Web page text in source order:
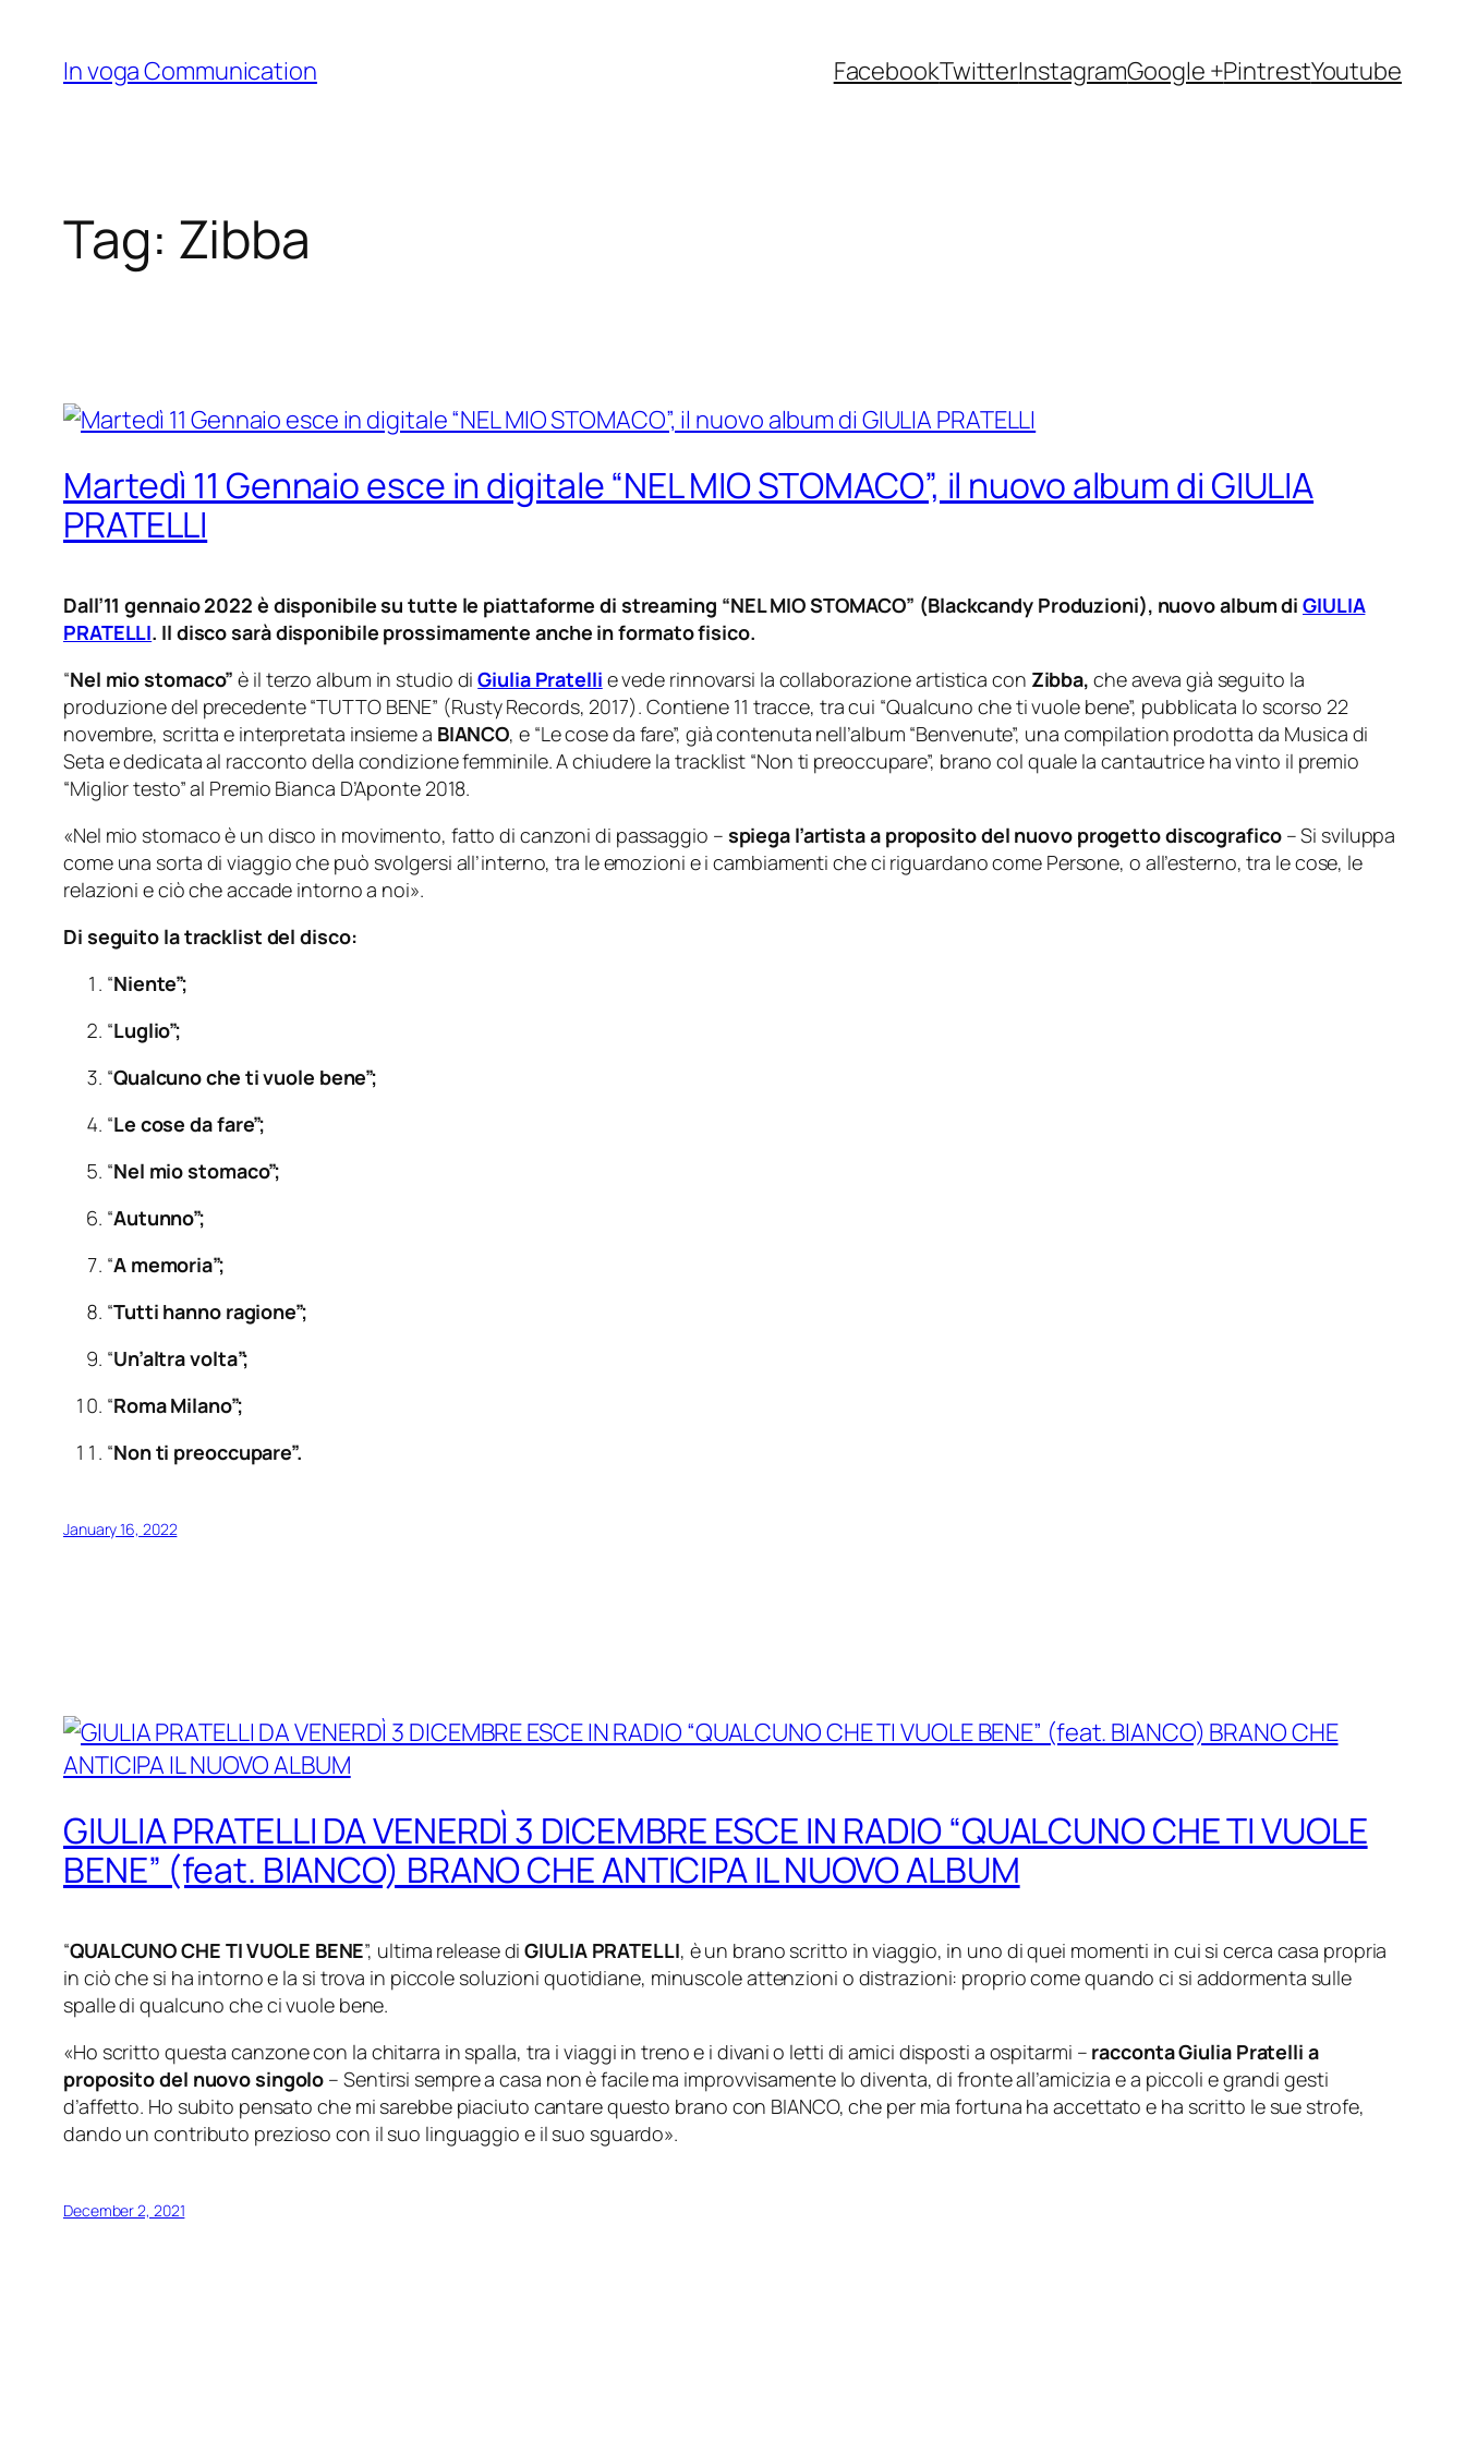
content
In voga Communication FacebookTwitterInstagramGoogle +PintrestYoutube
Tag: Zibba
Martedì 11 Gennaio esce in digitale “NEL MIO STOMACO”, il nuovo album di GIULIA
PRATELLI
Dall’11 gennaio 2022 è disponibile su tutte le piattaforme di streaming “NEL MIO STOMACO” (Blackcandy Produzioni), nuovo album diGIULIA
PRATELLI. Il disco sarà disponibile prossimamente anche in formato fisico.
“Nel mio stomaco”è il terzo album in studio di Giulia Pratelli e vede rinnovarsi la collaborazione artistica con Zibba, che aveva già seguito la
produzione del precedente “TUTTO BENE” (Rusty Records, 2017). Contiene 11 tracce, tra cui “Qualcuno che ti vuole bene”, pubblicata lo scorso 22
novembre, scritta e interpretata insieme a BIANCO, e “Le cose da fare”, già contenuta nell’album “Benvenute”, una compilation prodotta da Musica di
Seta e dedicata al racconto della condizione femminile. A chiudere la tracklist “Non ti preoccupare”, brano col quale la cantautrice ha vinto il premio
“Miglior testo” al Premio Bianca D’Aponte 2018.
«Nel mio stomaco è un disco in movimento, fatto di canzoni di passaggio – spiega l’artista a proposito del nuovo progetto discografico– Si sviluppa
come una sorta di viaggio che può svolgersi all’interno, tra le emozioni e i cambiamenti che ci riguardano come Persone, o all’esterno, tra le cose, le
relazioni e ciò che accade intorno a noi».
Di seguito la tracklist del disco:
“Niente”;
“Luglio”;
“Qualcuno che ti vuole bene”;
“Le cose da fare”;
“Nel mio stomaco”;
“Autunno”;
“A memoria”;
“Tutti hanno ragione”;
“Un’altra volta”;
“Roma Milano”;
“Non ti preoccupare”.
January 16, 2022
GIULIA PRATELLI DA VENERDÌ 3 DICEMBRE ESCE IN RADIO “QUALCUNO CHE TI VUOLE
BENE” (feat. BIANCO) BRANO CHE ANTICIPA IL NUOVO ALBUM
“QUALCUNO CHE TI VUOLE BENE”, ultima release diGIULIA PRATELLI, è un brano scritto in viaggio, in uno di quei momenti in cui si cerca casa propria
in ciò che si ha intorno e la si trova in piccole soluzioni quotidiane, minuscole attenzioni o distrazioni: proprio come quando ci si addormenta sulle
spalle di qualcuno che ci vuole bene.
«Ho scritto questa canzone con la chitarra in spalla, tra i viaggi in treno e i divani o letti di amici disposti a ospitarmi – racconta Giulia Pratelli a
proposito del nuovo singolo – Sentirsi sempre a casa non è facile ma improvvisamente lo diventa, di fronte all’amicizia e a piccoli e grandi gesti
d’affetto. Ho subito pensato che mi sarebbe piaciuto cantare questo brano con BIANCO, che per mia fortuna ha accettato e ha scritto le sue strofe,
dando un contributo prezioso con il suo linguaggio e il suo sguardo».
December 2, 2021